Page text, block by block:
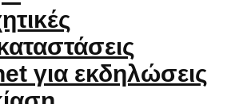
για εκδηλώσεις